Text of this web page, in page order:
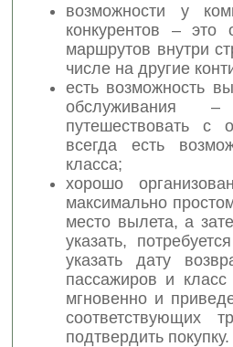
возможности у
конкурентов – это
маршрутов внутри
числе на другие
есть возможность
обслуживания
путешествовать с
всегда есть
класса;
хорошо
максимально
место вылета, а
указать,
указать дату
пассажиров и
мгновенно и
соответствующих
подтвердить покупку.